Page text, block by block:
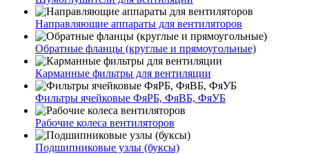
Направляющие аппараты для вентиляторов
Обратные фланцы (круглые и прямоугольные)
Карманные фильтры для вентиляции
Фильтры ячейковые ФяРБ, ФяВБ, ФяУБ
Рабочие колеса вентиляторов
Подшипниковые узлы (буксы)